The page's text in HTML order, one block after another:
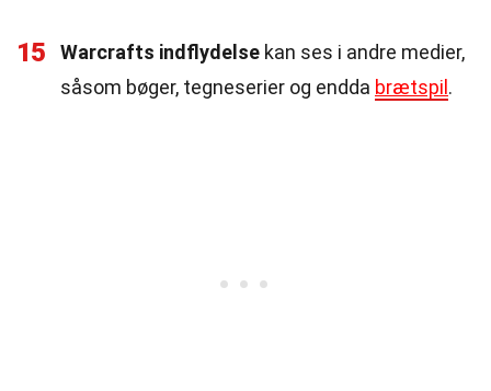
15 Warcrafts indflydelse kan ses i andre medier,
såsom bøger, tegneserier og endda brætspil .